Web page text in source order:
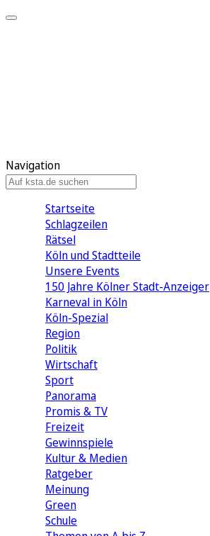
Navigation
Startseite
Schlagzeilen
Rätsel
Köln und Stadtteile
Unsere Events
150 Jahre Kölner Stadt-Anzeiger
Karneval in Köln
Köln-Spezial
Region
Politik
Wirtschaft
Sport
Panorama
Promis & TV
Freizeit
Gewinnspiele
Kultur & Medien
Ratgeber
Meinung
Green
Schule